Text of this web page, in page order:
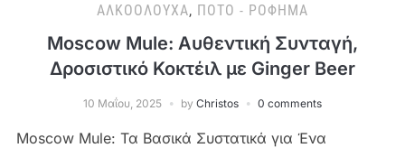
ΑΛΚΟΟΛΟΎΧΑ, ΠΟΤΌ - ΡΌΦΗΜΑ
Moscow Mule: Αυθεντική Συνταγή,
Δροσιστικό Κοκτέιλ με Ginger Beer
10 Μαΐου, 2025 by Christos 0 comments
Moscow Mule: Τα Βασικά Συστατικά για Ένα